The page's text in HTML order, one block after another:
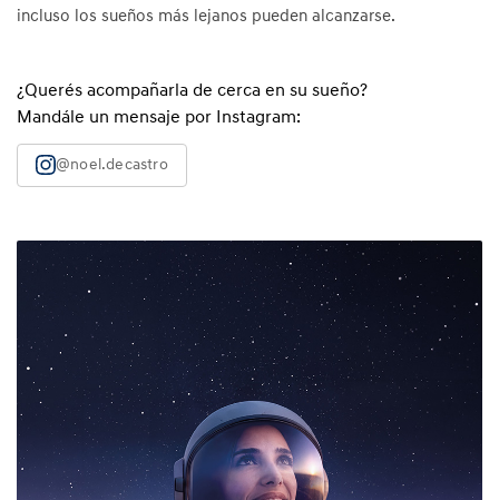
incluso los sueños más lejanos pueden alcanzarse.
¿Querés acompañarla de cerca en su sueño?
Mandále un mensaje por Instagram:
@noel.decastro